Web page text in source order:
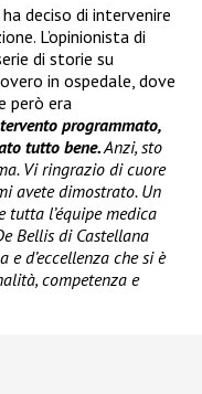
ha deciso di intervenire
L’opinionista di
di storie su
in ospedale, dove
però era
programmato,
tutto bene.Anzi, sto
Vi ringrazio di cuore
avete dimostrato. Un
l’équipe medica
Bellis di Castellana
d’eccellenza che si è
competenza e